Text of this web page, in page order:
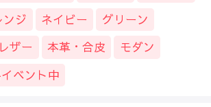
ンジ ネイビー
グリーン
ザー 本革・合皮
モダン
ベント中